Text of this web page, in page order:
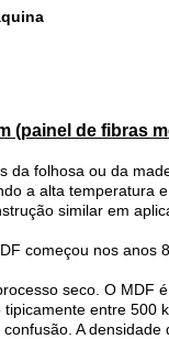
(painel de fibras
folhosa ou da
a alta temperatura
similar em
começou nos anos
seco. O MDF
entre 500
A